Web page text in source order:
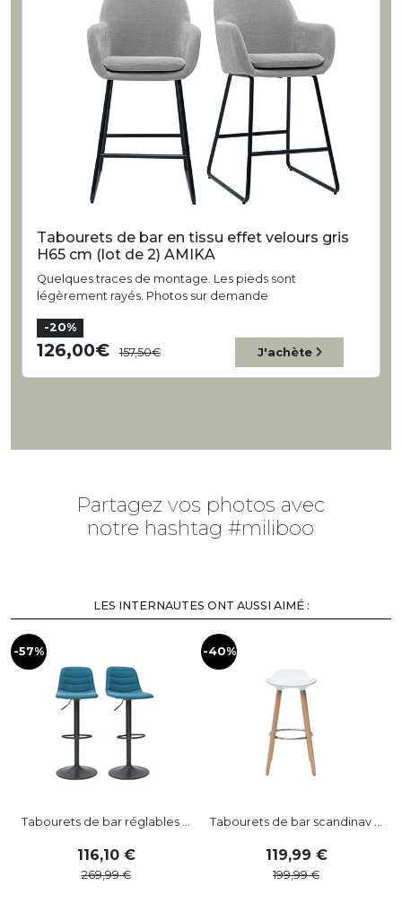
Tabourets de bar en tissu effet velours gris
H65 cm (lot de 2) AMIKA
Quelques traces de montage. Les pieds sont
légèrement rayés. Photos sur demande
-20%
126,00 157,50 J'achète
Partagez vos photos avec
notre hashtag #miliboo
LES INTERNAUTES ONT AUSSI AIMÉ :
-57%
Tabourets de bar réglables ...
116,10
269,99
-40%
Tabourets de bar scandinav ...
119,99
199,99